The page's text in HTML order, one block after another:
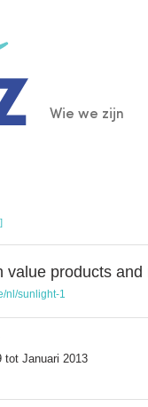
Main
Wie we zijn
value products
nl/sunlight-1
tot Januari 2013